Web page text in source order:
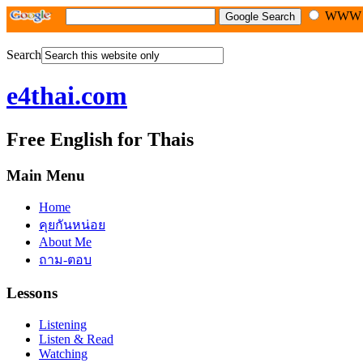
WWW
Search
e4thai.com
Free English for Thais
Main Menu
Home
คุยกันหน่อย
About Me
ถาม-ตอบ
Lessons
Listening
Listen & Read
Watching